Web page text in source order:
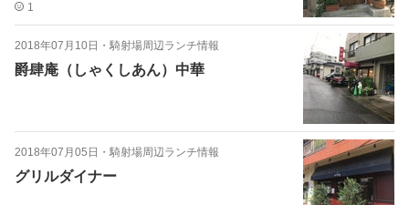
1
2018年07月10日 ・ 騎射場周辺ランチ情報
爵肆庵（しゃくしあん）中華
2018年07月05日 ・ 騎射場周辺ランチ情報
グリルダイナー